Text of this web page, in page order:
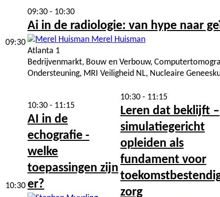
09:30
09:30 - 10:30
Ai in de radiologie: van hype naar
Merel Huisman
Atlanta 1
Bedrijvenmarkt, Bouw en Verbouw,
Ondersteuning, MRI Veiligheid NL, Nucleaire
10:30
10:30 - 11:15
AI in de
echografie -
welke
toepassingen zijn
er?
10:30 - 11:15
Leren dat beklijft –
simulatiegericht
opleiden als
fundament voor
zorg